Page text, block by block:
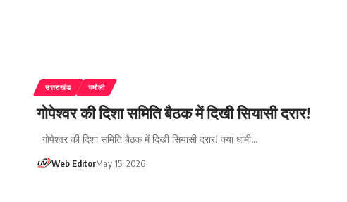
उत्तराखंड चमोली
गोपेश्वर की दिशा समिति बैठक में दिखी सियासी दरार!
गोपेश्वर की दिशा समिति बैठक में दिखी सियासी दरार! क्या धामी…
Web EditorMay 15, 2026